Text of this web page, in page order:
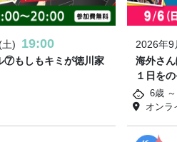
) 19:00
⑦もしもキミが徳川家
2026年9
海外さ
１日を
6歳
オンラ